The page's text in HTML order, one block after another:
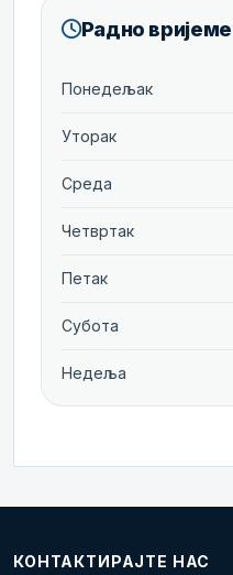
Радно вријеме
Понедељак
Уторак
Среда
Четвртак
Петак
Субота
Недеља
КОНТАКТИРАЈТЕ НАС